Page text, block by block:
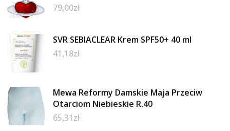
79,00zł
SVR SEBIACLEAR Krem SPF50+ 40 ml
41,18zł
Mewa Reformy Damskie Maja Przeciw
Otarciom Niebieskie R.40
65,31zł